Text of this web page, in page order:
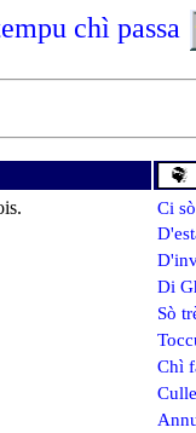
chì passa
Ci
Di
Sò
Chì